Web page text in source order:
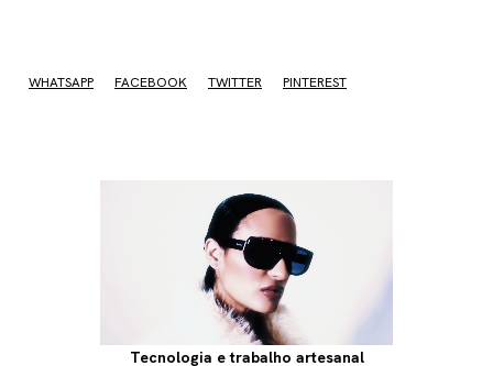
WHATSAPP FACEBOOK TWITTER PINTEREST
Tecnologia e trabalho artesanal